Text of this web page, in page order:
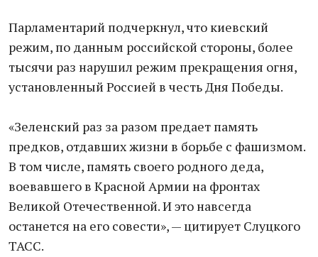
Парламентарий подчеркнул, что киевский
режим, по данным российской стороны, более
тысячи раз нарушил режим прекращения огня,
установленный Россией в честь Дня Победы.
«Зеленский раз за разом предает память
предков, отдавших жизни в борьбе с фашизмом.
В том числе, память своего родного деда,
воевавшего в Красной Армии на фронтах
Великой Отечественной. И это навсегда
останется на его совести», — цитирует Слуцкого
ТАСС.